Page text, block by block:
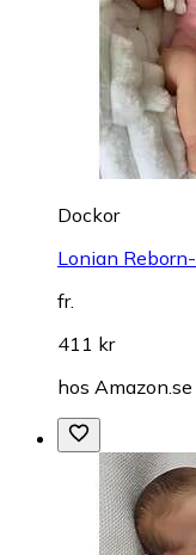
Dockor
Lonian
fr.
411 kr
hos Amazon.se